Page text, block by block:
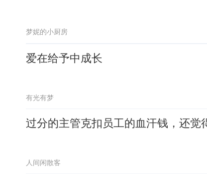
梦妮的小厨房
爱在给予中成长
有光有梦
过分的主管克扣员工的血汗钱，还觉
人间闲散客